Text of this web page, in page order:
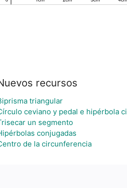
recursos
triangular
ceviano y pedal e hipérbola
un segmento
conjugadas
de la circunferencia